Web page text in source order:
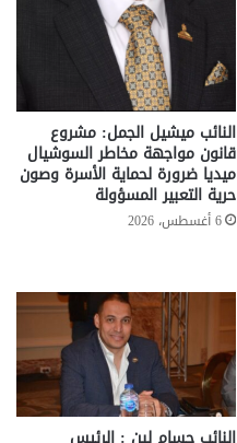
النائب ميشيل الجمل: مشروع
قانون مواجهة مخاطر السوشيال
ميديا ضرورة لحماية الأسرة وصون
حرية التعبير المسؤولة
6 أغسطس، 2026